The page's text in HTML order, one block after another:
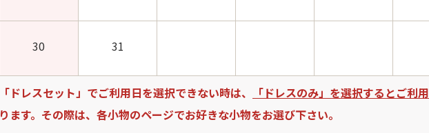
30 31
「ドレスセット」でご利用日を選択できない時は、
「ドレスのみ」を選択するとご利
ります。その際は、各小物のページでお好きな小物をお選び下さい。